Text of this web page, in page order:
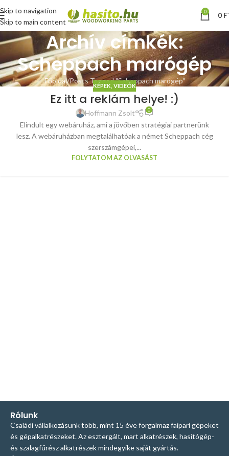
Skip to navigation
Skip to main content
0 0
Archív címkék:
Scheppach marógép
Főoldal Posts Tagged "Scheppach marógép"
KÉPEK, VIDEÓK
Ez itt a reklám helye! :)
Hoffmann Zsolt 0
Elindult egy webáruház, ami a jövőben stratégiai partnerünk
lesz. A webáruházban megtalálhatóak a német Scheppach cég
szerszámgépei,...
FOLYTATOM AZ OLVASÁST
Rólunk
Családi vállalkozásunk több, mint 15 éve forgalmaz faipari gépeket
és gépalkatrészeket. Az esztergált, mart alkatrészek, hasítógép-
és szalagfűrész alkatrészek mindegyike saját gyártás.